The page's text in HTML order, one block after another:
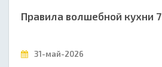
Правила волшебной кухни 7
31-май-2026